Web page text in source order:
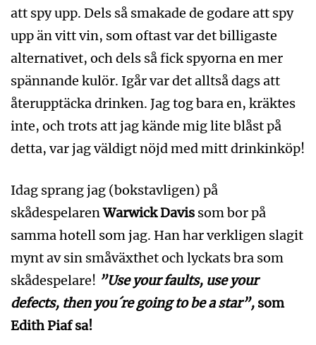
att spy upp. Dels så smakade de godare att spy
upp än vitt vin, som oftast var det billigaste
alternativet, och dels så fick spyorna en mer
spännande kulör. Igår var det alltså dags att
återupptäcka drinken. Jag tog bara en, kräktes
inte, och trots att jag kände mig lite blåst på
detta, var jag väldigt nöjd med mitt drinkinköp!
Idag sprang jag (bokstavligen) på
skådespelarenWarwick Davis som bor på
samma hotell som jag. Han har verkligen slagit
mynt av sin småväxthet och lyckats bra som
skådespelare! ”Use your faults, use your
defects, then you´re going to be a star”, som
Edith Piaf sa!